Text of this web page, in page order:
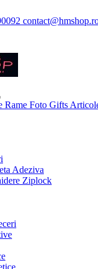
Rame Foto Gifts
Adeziva
Ziplock